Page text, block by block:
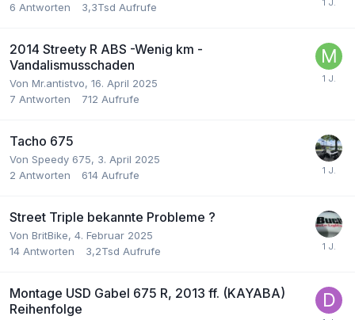
6 Antworten 3,3Tsd Aufrufe
2014 Streety R ABS -Wenig km -
Vandalismusschaden
Von Mr.antistvo, 16. April 2025
7 Antworten 712 Aufrufe
Tacho 675
Von Speedy 675, 3. April 2025
2 Antworten 614 Aufrufe
Street Triple bekannte Probleme ?
Von BritBike, 4. Februar 2025
14 Antworten 3,2Tsd Aufrufe
Montage USD Gabel 675 R, 2013 ff. (KAYABA)
Reihenfolge